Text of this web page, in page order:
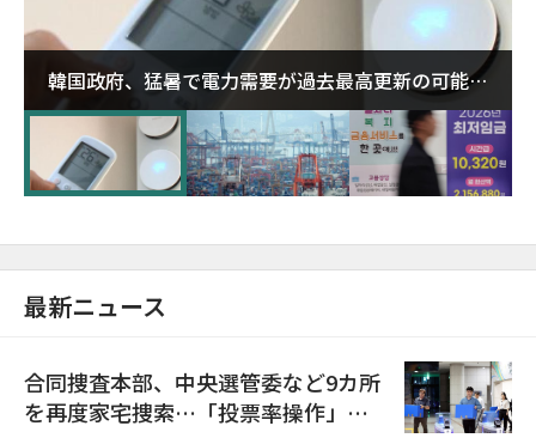
韓国政府、猛暑で電力需要が過去最高更新の可能性
に需給対応体制を点検
最新ニュース
合同捜査本部、中央選管委など9カ所
を再度家宅捜索…「投票率操作」の